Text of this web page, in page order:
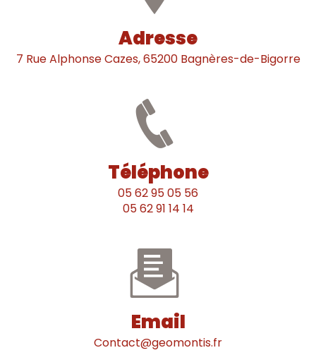
Adresse
7 Rue Alphonse Cazes, 65200 Bagnères-de-Bigorre
Téléphone
05 62 95 05 56
05 62 91 14 14
Email
contact@geomontis.fr